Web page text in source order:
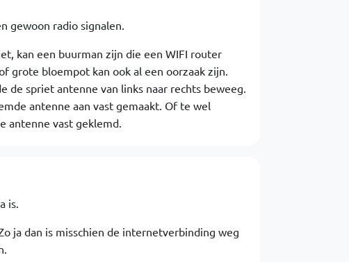
gewoon radio signalen.
kan een buurman zijn die een WIFI router
grote bloempot kan ook al een oorzaak zijn.
de spriet antenne van links naar rechts beweeg.
antenne aan vast gemaakt. Of te wel
antenne vast geklemd.
is.
ja dan is misschien de internetverbinding weg